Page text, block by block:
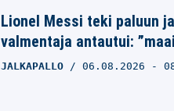
Lionel Messi teki paluun
valmentaja antautui:
JALKAPALLO 06.08.2026 -